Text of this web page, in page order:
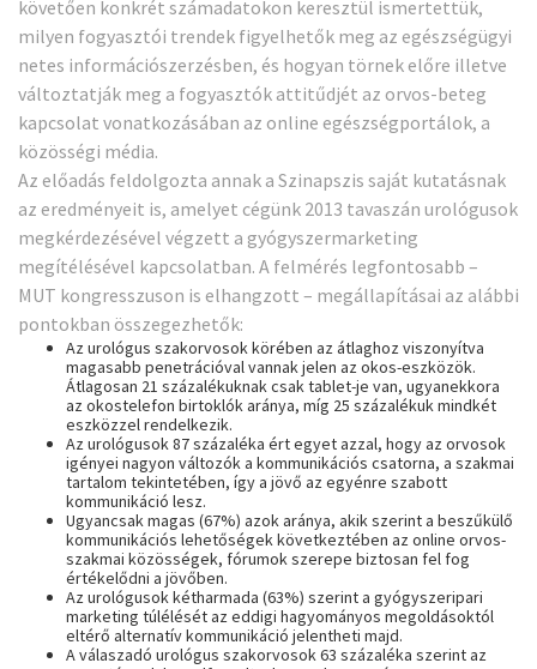
követően konkrét számadatokon keresztül ismertettük,
milyen fogyasztói trendek figyelhetők meg az egészségügyi
netes információszerzésben, és hogyan törnek előre illetve
változtatják meg a fogyasztók attitűdjét az orvos-beteg
kapcsolat vonatkozásában az online egészségportálok, a
közösségi média.
Az előadás feldolgozta annak a Szinapszis saját kutatásnak
az eredményeit is, amelyet cégünk 2013 tavaszán urológusok
megkérdezésével végzett a gyógyszermarketing
megítélésével kapcsolatban. A felmérés legfontosabb –
MUT kongresszuson is elhangzott – megállapításai az alábbi
pontokban összegezhetők:
Az urológus szakorvosok körében az átlaghoz viszonyítva
magasabb penetrációval vannak jelen az okos-eszközök.
Átlagosan 21 százalékuknak csak tablet-je van, ugyanekkora
az okostelefon birtoklók aránya, míg 25 százalékuk mindkét
eszközzel rendelkezik.
Az urológusok 87 százaléka ért egyet azzal, hogy az orvosok
igényei nagyon változók a kommunikációs csatorna, a szakmai
tartalom tekintetében, így a jövő azegyénre szabott
kommunikáció lesz.
Ugyancsak magas (67%) azok aránya, akik szerint a beszűkülő
kommunikációs lehetőségek következtében az online orvos-
szakmai közösségek, fórumok szerepe biztosan fel fog
értékelődni a jövőben.
Az urológusok kétharmada (63%) szerint a gyógyszeripari
marketing túlélését az eddigi hagyományos megoldásoktól
eltérő alternatív kommunikáció jelentheti majd.
A válaszadó urológus szakorvosok 63 százaléka szerint az